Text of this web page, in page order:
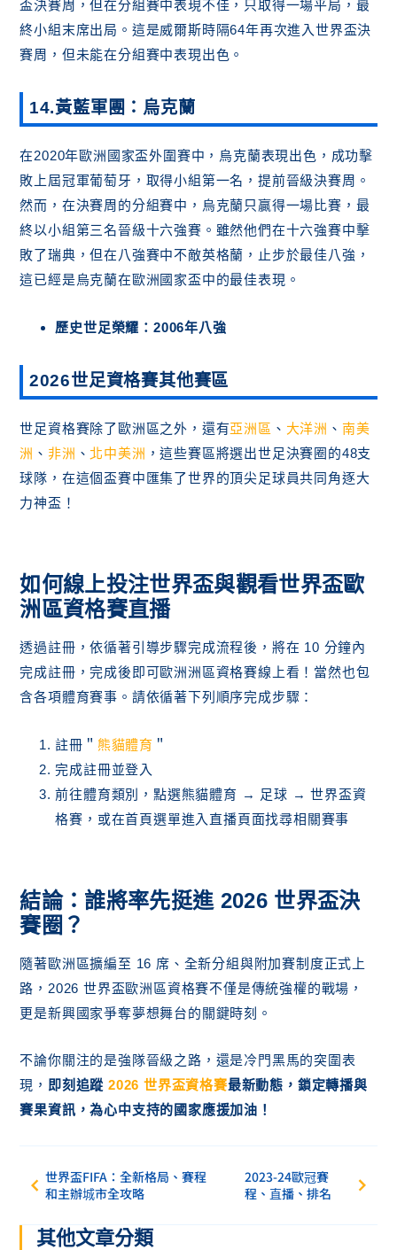
盃決賽周，但在分組賽中表現不佳，只取得一場平局，最
終小組末席出局。這是威爾斯時隔64年再次進入世界盃決
賽周，但未能在分組賽中表現出色。
14.黃藍軍團：烏克蘭
在2020年歐洲國家盃外圍賽中，烏克蘭表現出色，成功擊
敗上屆冠軍葡萄牙，取得小組第一名，提前晉級決賽周。
然而，在決賽周的分組賽中，烏克蘭只贏得一場比賽，最
終以小組第三名晉級十六強賽。雖然他們在十六強賽中擊
敗了瑞典，但在八強賽中不敵英格蘭，止步於最佳八強，
這已經是烏克蘭在歐洲國家盃中的最佳表現。
歷史世足榮耀：2006年八強
2026世足資格賽其他賽區
世足資格賽除了歐洲區之外，還有亞洲區 、 大洋洲 、 南美
洲 、非洲 、 北中美洲 ，這些賽區將選出世足決賽圈的48支
球隊，在這個盃賽中匯集了世界的頂尖足球員共同角逐大
力神盃！
如何線上投注世界盃與觀看世界盃歐
洲區資格賽直播
透過註冊，依循著引導步驟完成流程後，將在 10 分鐘內
完成註冊，完成後即可歐洲洲區資格賽線上看！當然也包
含各項體育賽事。請依循著下列順序完成步驟：
註冊＂ 熊貓體育 ＂
完成註冊並登入
前往體育類別，點選熊貓體育 → 足球 → 世界盃資
格賽，或在首頁選單進入直播頁面找尋相關賽事
結論：誰將率先挺進 2026 世界盃決
賽圈？
隨著歐洲區擴編至 16 席、全新分組與附加賽制度正式上
路，2026 世界盃歐洲區資格賽不僅是傳統強權的戰場，
更是新興國家爭奪夢想舞台的關鍵時刻。
不論你關注的是強隊晉級之路，還是冷門黑馬的突圍表
現， 即刻追蹤 2026 世界盃資格賽最新動態，鎖定轉播與
賽果資訊，為心中支持的國家應援加油！
世界盃FIFA：全新格局、賽程
和主辦城市全攻略
2023-24歐冠賽
程、直播、排名
其他文章分類